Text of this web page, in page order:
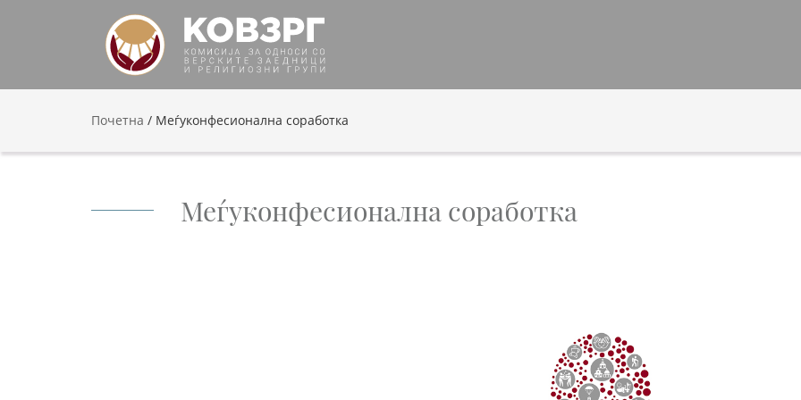
Почетна / Меѓуконфесионална соработка
Меѓуконфесионална соработка